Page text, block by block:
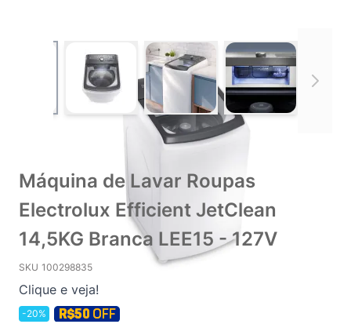
View larger imageView larger imageView larger imageView larger
Máquina de Lavar Roupas
Electrolux Efficient JetClean
14,5KG Branca LEE15 - 127V
SKU 100298835
Clique e veja!
-20%